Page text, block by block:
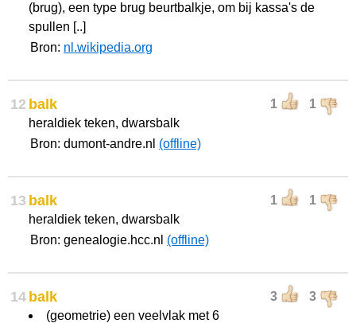
(brug), een type brug beurtbalkje, om bij kassa's de
spullen [..]
Bron: nl.wikipedia.org
12 1 1
balk
heraldiek teken, dwarsbalk
Bron: dumont-andre.nl (offline)
13 1 1
balk
heraldiek teken, dwarsbalk
Bron: genealogie.hcc.nl (offline)
14 3 3
balk
(geometrie) een veelvlak met 6